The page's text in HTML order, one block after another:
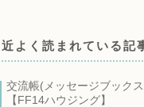
よく読まれている記
交流帳(メッセージブック
【FF14ハウジング】